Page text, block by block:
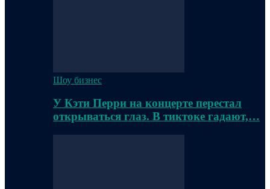
Шоу бизнес
У Кэти Перри на концерте перестал
открываться глаз. В тиктоке гадают,…